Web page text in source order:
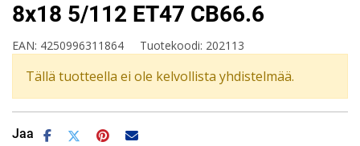
8x18 5/112 ET47 CB66.6
EAN: 4250996311864 Tuotekoodi: 202113
Tällä tuotteella ei ole kelvollista yhdistelmää.
Jaa